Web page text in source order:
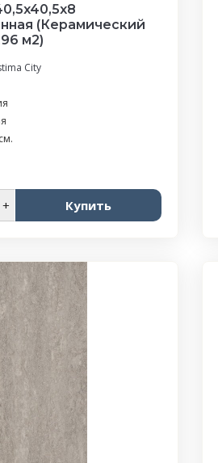
(Керамический
м2)
City
+ Купить